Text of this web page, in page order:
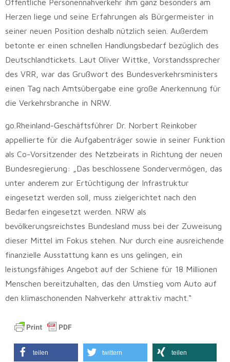
Öffentliche Personennahverkehr ihm ganz besonders am
Herzen liege und seine Erfahrungen als Bürgermeister in
seiner neuen Position deshalb nützlich seien. Außerdem
betonte er einen schnellen Handlungsbedarf bezüglich des
Deutschlandtickets. Laut Oliver Wittke, Vorstandssprecher
des VRR, war das Grußwort des Bundesverkehrsministers
einen Tag nach Amtsübergabe eine große Anerkennung für
die Verkehrsbranche in NRW.
go.Rheinland-Geschäftsführer Dr. Norbert Reinkober
appellierte für die Aufgabenträger sowie in seiner Funktion
als Co-Vorsitzender des Netzbeirats in Richtung der neuen
Bundesregierung: „Das beschlossene Sondervermögen, das
unter anderem zur Ertüchtigung der Infrastruktur
eingesetzt werden soll, muss zielgerichtet nach den
Bedarfen eingesetzt werden. NRW als
bevölkerungsreichstes Bundesland muss bei der Zuweisung
dieser Mittel im Fokus stehen. Nur durch eine ausreichende
finanzielle Ausstattung kann es uns gelingen, ein
leistungsfähiges Angebot auf der Schiene für 18 Millionen
Menschen bereitzuhalten, das den Umstieg vom Auto auf
den klimaschonenden Nahverkehr attraktiv macht.“
teilen twittern teilen